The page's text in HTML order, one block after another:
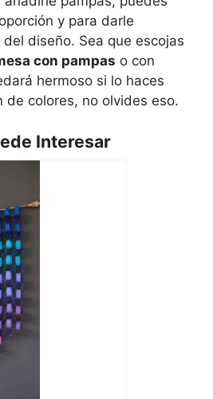
y para darle
diseño. Sea que escojas
con pampas o con
hermoso si lo haces
de colores, no olvides eso.
Interesar